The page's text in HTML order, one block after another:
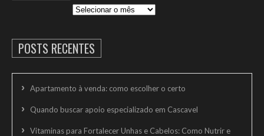
POSTS RECENTES
Apartamento à venda: como escolher o certo
Quando buscar apoio especializado em Cascavel
Vitaminas para Fortalecer Unhas e Cabelos: Como Nutrir e